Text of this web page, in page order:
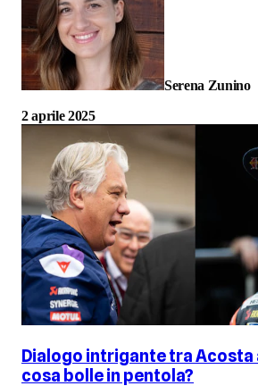
Serena Zunino
2 aprile 2025
Dialogo intrigante tra Acosta
cosa bolle in pentola?